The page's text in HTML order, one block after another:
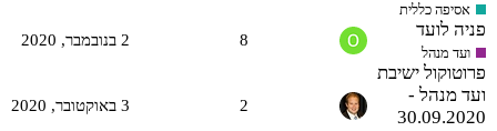
אסיפה כללית
פניה לועד
ועד מנהל
8 2 בנובמבר,‏ 2020
פרוטוקול ישיבת
ועד מנהל -
30.09.2020
2 3 באוקטובר,‏ 2020